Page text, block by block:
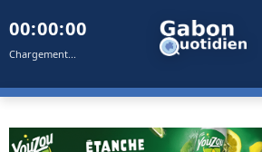
00:00:00
Chargement...